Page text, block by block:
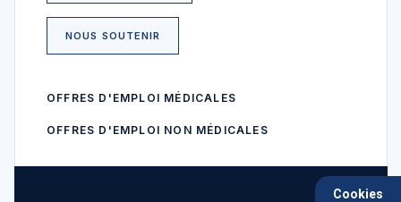
NOUS SOUTENIR
OFFRES D'EMPLOI MÉDICALES
OFFRES D'EMPLOI NON MÉDICALES
Cookies